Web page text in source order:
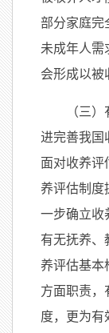
部分家庭完
未成年人需
会形成以被
（三
进完善我国
面对收养评
养评估制度
一步确立收
有无抚养、
养评估基本
方面职责，
度，更为有